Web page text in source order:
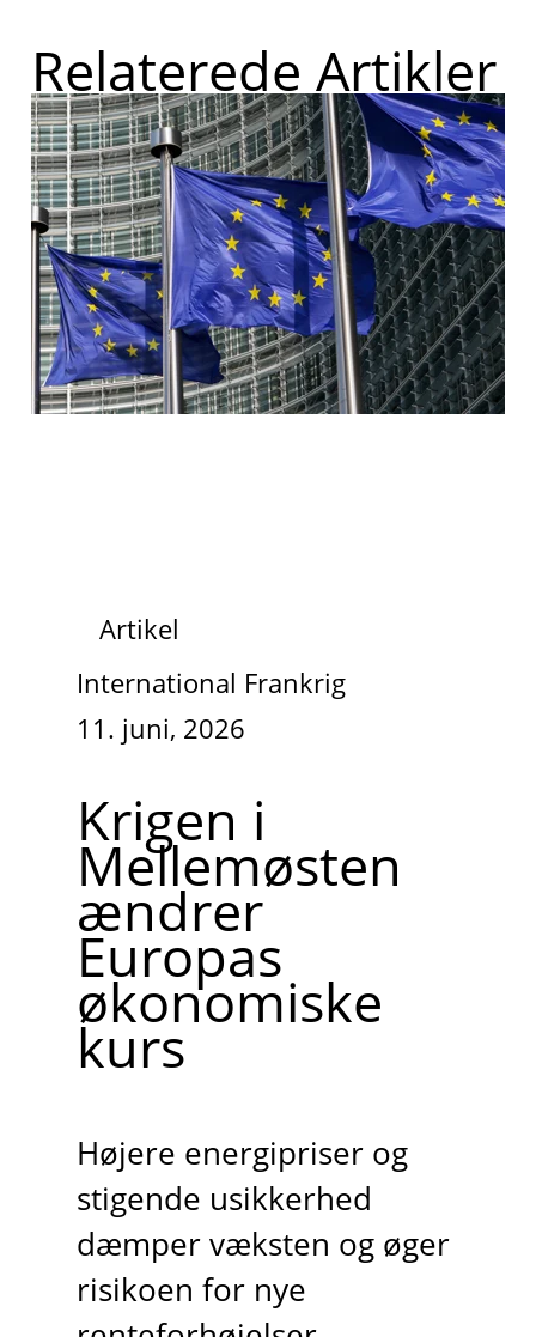
Relaterede Artikler
Artikel
International Frankrig
11. juni, 2026
Krigen i
Mellemøsten
ændrer
Europas
økonomiske
kurs
Højere energipriser og
stigende usikkerhed
dæmper væksten og øger
risikoen for nye